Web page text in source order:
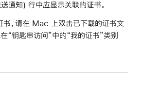
知) 行中应显示关联的证书。
书，请在 Mac 上双击已下载的证书文
“钥匙串访问”中的“我的证书”类别